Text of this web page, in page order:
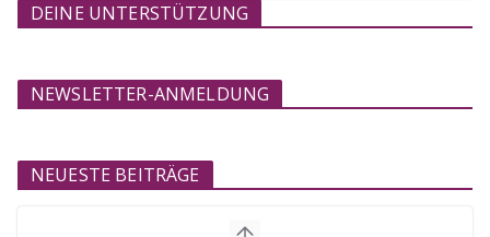
DEINE UNTERSTÜTZUNG
NEWSLETTER-ANMELDUNG
NEUESTE BEITRÄGE